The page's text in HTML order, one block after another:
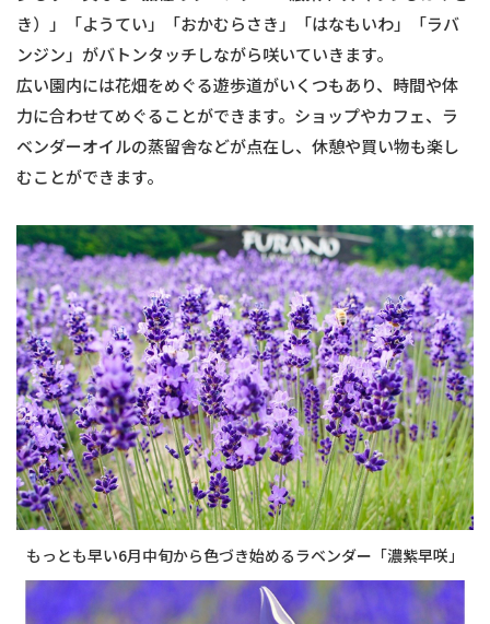
き）」「ようてい」「おかむらさき」「はなもいわ」「ラバ
ンジン」がバトンタッチしながら咲いていきます。
広い園内には花畑をめぐる遊歩道がいくつもあり、時間や体
力に合わせてめぐることができます。ショップやカフェ、ラ
ベンダーオイルの蒸留舎などが点在し、休憩や買い物も楽し
むことができます。
もっとも早い6月中旬から色づき始めるラベンダー「濃紫早咲」